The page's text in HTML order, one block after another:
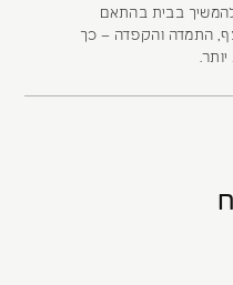
להמשיך בבית בהתאם
התמדה והקפדה – כך